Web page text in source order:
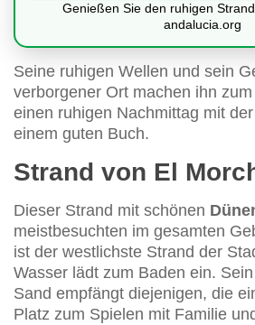
Genießen Sie den ruhigen
andalucia.org
Seine ruhigen Wellen und sein
verborgener Ort machen ihn
einen ruhigen Nachmittag mit
einem guten Buch.
Strand von El
Dieser Strand mit schönen
meistbesuchten im gesamten
ist der westlichste Strand der
Wasser lädt zum Baden ein.
Sand empfängt diejenigen, die
Platz zum Spielen mit Familie